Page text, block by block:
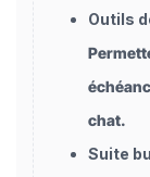
Outils
chat.
Suite